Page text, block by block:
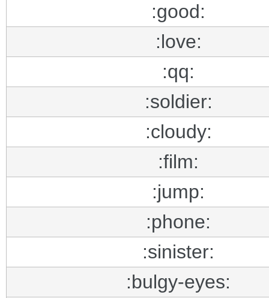
:good:
:love:
:qq:
:soldier:
:cloudy:
:film:
:jump:
:phone:
:sinister:
:bulgy-eyes: